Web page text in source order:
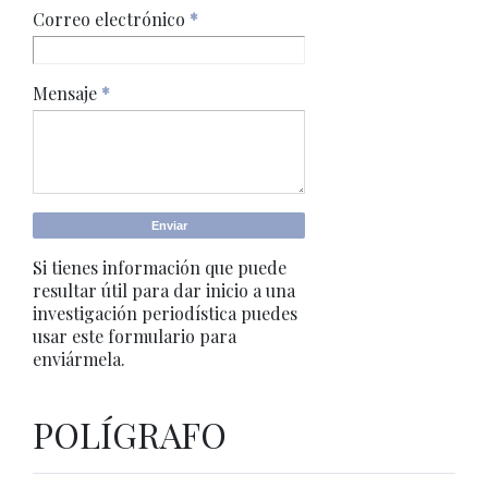
Correo electrónico *
Mensaje *
Si tienes información que puede
resultar útil para dar inicio a una
investigación periodística puedes
usar este formulario para
enviármela.
POLÍGRAFO